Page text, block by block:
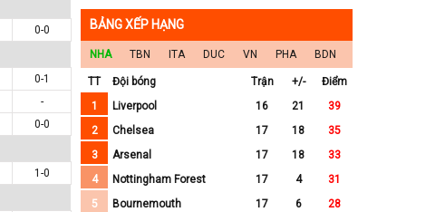
0-0
0-1
-
0-0
1-0
BẢNG XẾP HẠNG
NHA TBN ITA DUC VN PHA BDN
TT Đội bóng Trận +/-
Điểm
1
Liverpool 16 21
39
2
Chelsea 17 18
35
3
Arsenal 17 18
33
4
Nottingham Forest 17 4
31
5
Bournemouth 17 6
28